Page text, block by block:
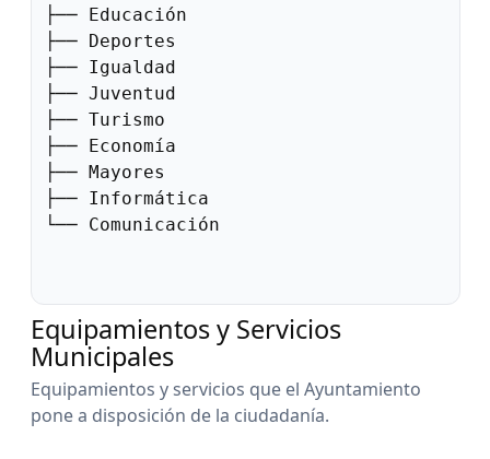
├── Educación
├── Deportes
├── Igualdad
├── Juventud
├── Turismo
├── Economía
├── Mayores
├── Informática
└── Comunicación
Equipamientos y Servicios
Municipales
Equipamientos y servicios que el Ayuntamiento
pone a disposición de la ciudadanía.